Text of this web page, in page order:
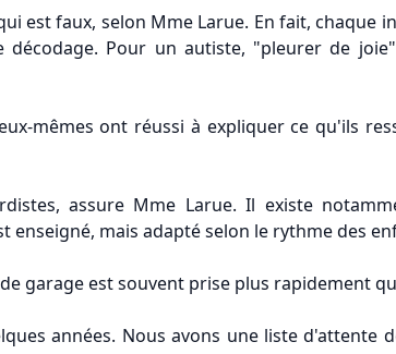
est faux, selon Mme Larue. En fait, chaque
Pour un autiste, "pleurer de
mêmes ont réussi à expliquer ce qu'ils
assure Mme Larue. Il existe
enseigné, mais adapté selon le rythme des
garage est souvent prise plus rapidement
années. Nous avons une liste d'attente